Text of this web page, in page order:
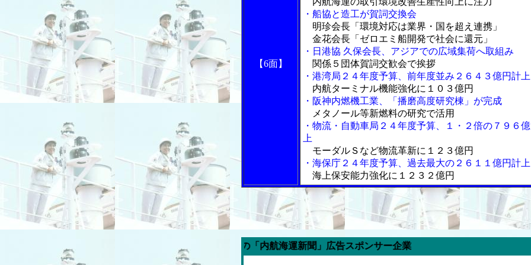
【6面】
・船協と造工が賀詞交換会
明珍会長「環境対応は業界・国を超え連携」
金花会長「ゼロエミ船開発で社会に還元」
・日港協 久保会長、アジアでの広域集荷へ取組み
関係５団体賀詞交歓会で挨拶
・港湾局２４年度予算、前年度並み２６４３億円計上
内航ターミナル機能強化に１０３億円
・阪神内燃機工業、「播磨高度研究棟」が完成
メタノール等新燃料の研究で活用
・物流・自動車局２４年度予算、１・２倍の７９６
上
モーダルＳなど物流革新に１２３億円
・海保庁２４年度予算、過去最大の２６１１億円計上
海上保安能力強化に１２３２億円
今週の「内航海運新聞」広告スポンサー企業